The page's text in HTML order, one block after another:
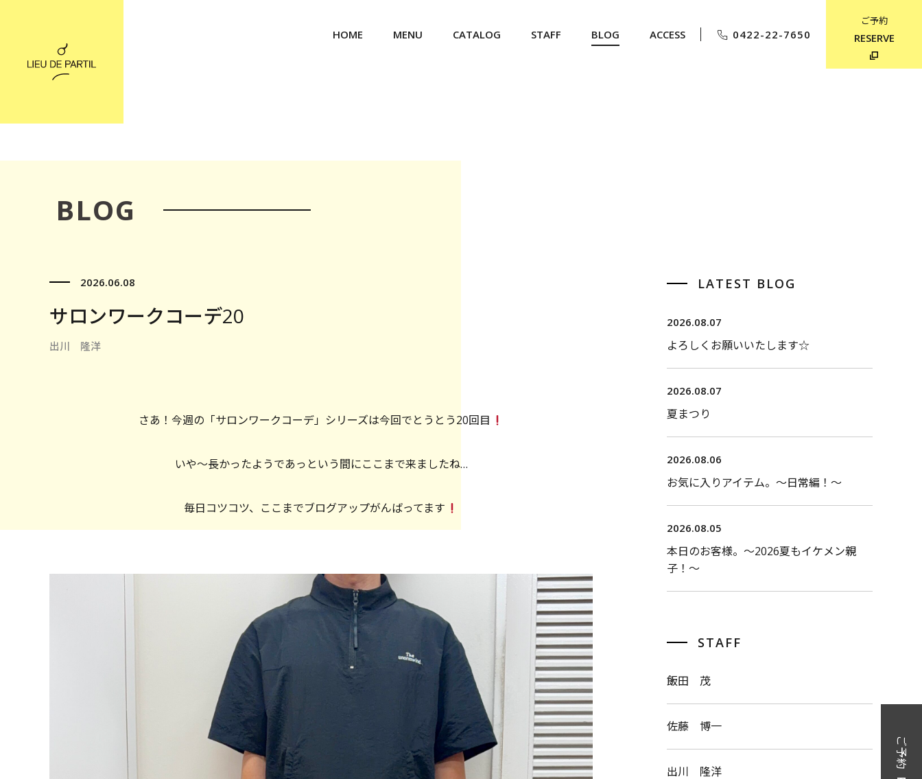
HOME MENU CATALOG STAFF BLOG ACCESS 0422-22-7650
ご予約
RESERVE
BLOG
2026.06.08
サロンワークコーデ20
出川 隆洋
さあ！今週の「サロンワークコーデ」シリーズは今回でとうとう20回目
いや〜長かったようであっという間にここまで来ましたね…
毎日コツコツ、ここまでブログアップがんばってます
LATEST BLOG
2026.08.07
よろしくお願いいたします☆
2026.08.07
夏まつり
2026.08.06
お気に入りアイテム。〜日常編！〜
2026.08.05
本日のお客様。〜2026夏もイケメン親
子！〜
STAFF
飯田 茂
佐藤 博一
出川 隆洋
ご予約